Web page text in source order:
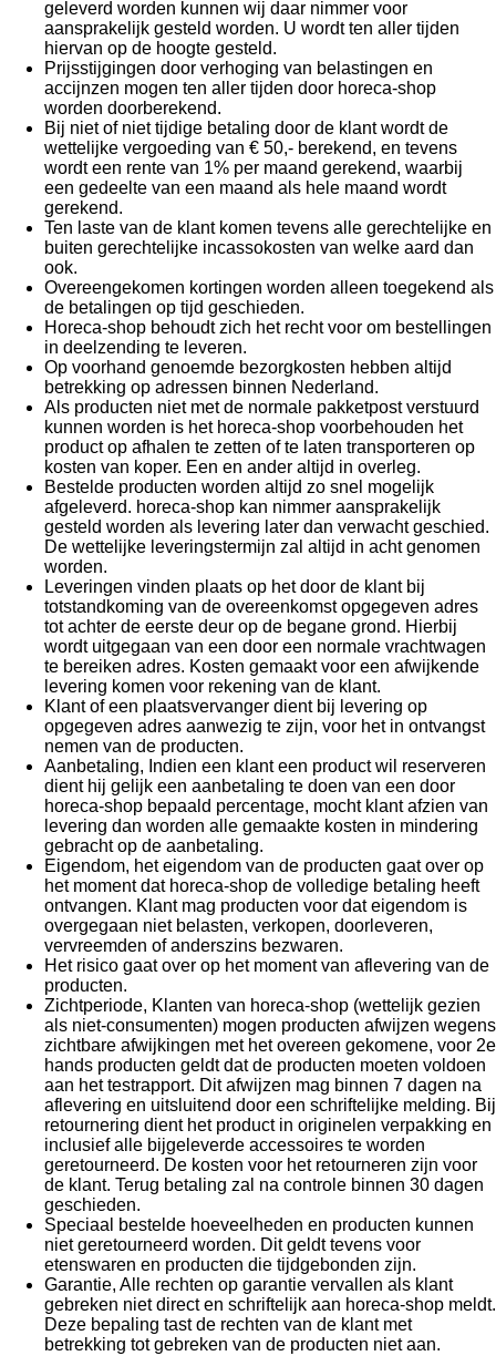
geleverd worden kunnen wij daar nimmer voor
aansprakelijk gesteld worden. U wordt ten aller tijden
hiervan op de hoogte gesteld.
Prijsstijgingen door verhoging van belastingen en
accijnzen mogen ten aller tijden door horeca-shop
worden doorberekend.
Bij niet of niet tijdige betaling door de klant wordt de
wettelijke vergoeding van € 50,- berekend, en tevens
wordt een rente van 1% per maand gerekend, waarbij
een gedeelte van een maand als hele maand wordt
gerekend.
Ten laste van de klant komen tevens alle gerechtelijke en
buiten gerechtelijke incassokosten van welke aard dan
ook.
Overeengekomen kortingen worden alleen toegekend als
de betalingen op tijd geschieden.
Horeca-shop behoudt zich het recht voor om bestellingen
in deelzending te leveren.
Op voorhand genoemde bezorgkosten hebben altijd
betrekking op adressen binnen Nederland.
Als producten niet met de normale pakketpost verstuurd
kunnen worden is het horeca-shop voorbehouden het
product op afhalen te zetten of te laten transporteren op
kosten van koper. Een en ander altijd in overleg.
Bestelde producten worden altijd zo snel mogelijk
afgeleverd. horeca-shop kan nimmer aansprakelijk
gesteld worden als levering later dan verwacht geschied.
De wettelijke leveringstermijn zal altijd in acht genomen
worden.
Leveringen vinden plaats op het door de klant bij
totstandkoming van de overeenkomst opgegeven adres
tot achter de eerste deur op de begane grond. Hierbij
wordt uitgegaan van een door een normale vrachtwagen
te bereiken adres. Kosten gemaakt voor een afwijkende
levering komen voor rekening van de klant.
Klant of een plaatsvervanger dient bij levering op
opgegeven adres aanwezig te zijn, voor het in ontvangst
nemen van de producten.
Aanbetaling, Indien een klant een product wil reserveren
dient hij gelijk een aanbetaling te doen van een door
horeca-shop bepaald percentage, mocht klant afzien van
levering dan worden alle gemaakte kosten in mindering
gebracht op de aanbetaling.
Eigendom, het eigendom van de producten gaat over op
het moment dat horeca-shop de volledige betaling heeft
ontvangen. Klant mag producten voor dat eigendom is
overgegaan niet belasten, verkopen, doorleveren,
vervreemden of anderszins bezwaren.
Het risico gaat over op het moment van aflevering van de
producten.
Zichtperiode, Klanten van horeca-shop (wettelijk gezien
als niet-consumenten) mogen producten afwijzen wegens
zichtbare afwijkingen met het overeen gekomene, voor 2e
hands producten geldt dat de producten moeten voldoen
aan het testrapport. Dit afwijzen mag binnen 7 dagen na
aflevering en uitsluitend door een schriftelijke melding. Bij
retournering dient het product in originelen verpakking en
inclusief alle bijgeleverde accessoires te worden
geretourneerd. De kosten voor het retourneren zijn voor
de klant. Terug betaling zal na controle binnen 30 dagen
geschieden.
Speciaal bestelde hoeveelheden en producten kunnen
niet geretourneerd worden. Dit geldt tevens voor
etenswaren en producten die tijdgebonden zijn.
Garantie, Alle rechten op garantie vervallen als klant
gebreken niet direct en schriftelijk aan horeca-shop meldt.
Deze bepaling tast de rechten van de klant met
betrekking tot gebreken van de producten niet aan.